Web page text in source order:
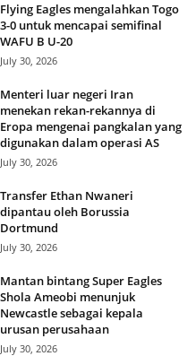
Flying Eagles mengalahkan Togo
3-0 untuk mencapai semifinal
WAFU B U-20
July 30, 2026
Menteri luar negeri Iran
menekan rekan-rekannya di
Eropa mengenai pangkalan yang
digunakan dalam operasi AS
July 30, 2026
Transfer Ethan Nwaneri
dipantau oleh Borussia
Dortmund
July 30, 2026
Mantan bintang Super Eagles
Shola Ameobi menunjuk
Newcastle sebagai kepala
urusan perusahaan
July 30, 2026